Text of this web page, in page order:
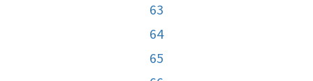
63
64
65